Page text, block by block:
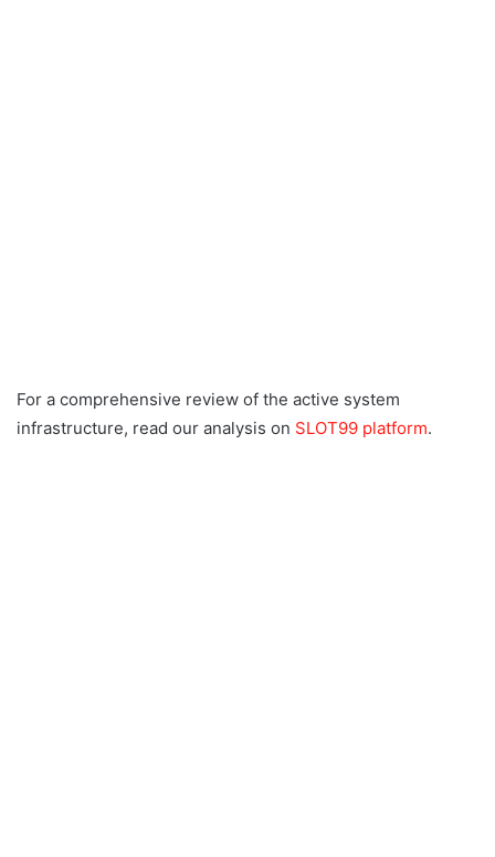
For a comprehensive review of the active system
infrastructure, read our analysis on SLOT99 platform.